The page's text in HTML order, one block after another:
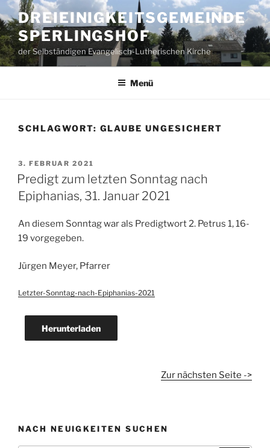
Zum
Inhalt
springen
DREIEINIGKEITSGEMEINDE
SPERLINGSHOF
der Selbständigen Evangelisch-Lutherischen Kirche
Menü
SCHLAGWORT: GLAUBE UNGESICHERT
VERÖFFENTLICHT
AM
3. FEBRUAR 2021
Predigt zum letzten Sonntag nach
Epiphanias, 31. Januar 2021
An diesem Sonntag war als Predigtwort 2. Petrus 1, 16-
19 vorgegeben.
Jürgen Meyer, Pfarrer
Letzter-Sonntag-nach-Epiphanias-2021
Herunterladen
Zur nächsten Seite ->
NACH NEUIGKEITEN SUCHEN